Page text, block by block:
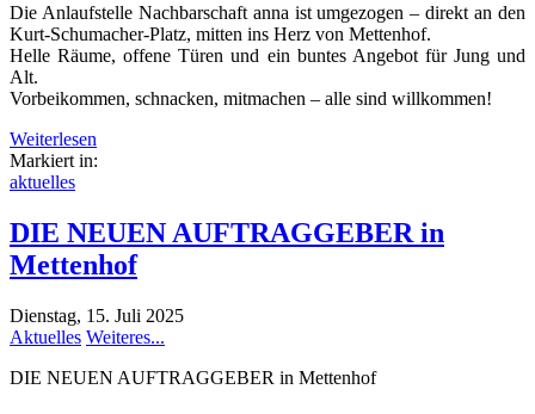
Die Anlaufstelle Nachbarschaft anna ist umgezogen – direkt an den
Kurt-Schumacher-Platz, mitten ins Herz von Mettenhof.
Helle Räume, offene Türen und ein buntes Angebot für Jung und
Alt.
Vorbeikommen, schnacken, mitmachen – alle sind willkommen!
Weiterlesen
Markiert in:
aktuelles
DIE NEUEN AUFTRAGGEBER in
Mettenhof
Dienstag, 15. Juli 2025
Aktuelles Weiteres...
DIE NEUEN AUFTRAGGEBER in Mettenhof